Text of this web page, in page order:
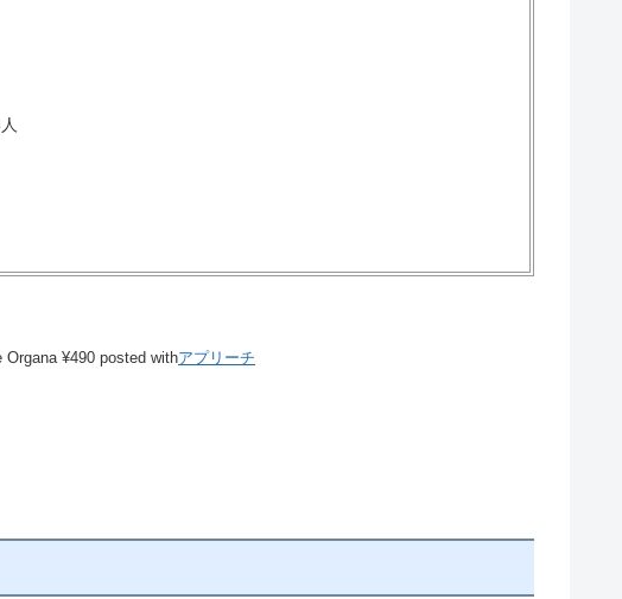
Organa ¥490 posted withアプリーチ